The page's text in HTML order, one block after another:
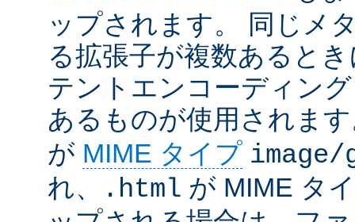
ップされます。 同じメ
る拡張子が複数あると
テントエンコーディン
あるものが使用されま
が MIME タイプ
れ、
.html が MIME タ